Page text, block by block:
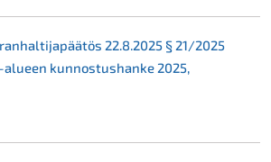
22.8.2025 § 21/2025
kunnostushanke 2025,